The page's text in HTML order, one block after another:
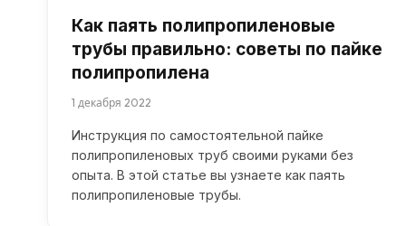
Как паять полипропиленовые
трубы правильно: советы по пайке
полипропилена
1 декабря 2022
Инструкция по самостоятельной пайке
полипропиленовых труб своими руками без
опыта. В этой статье вы узнаете как паять
полипропиленовые трубы.